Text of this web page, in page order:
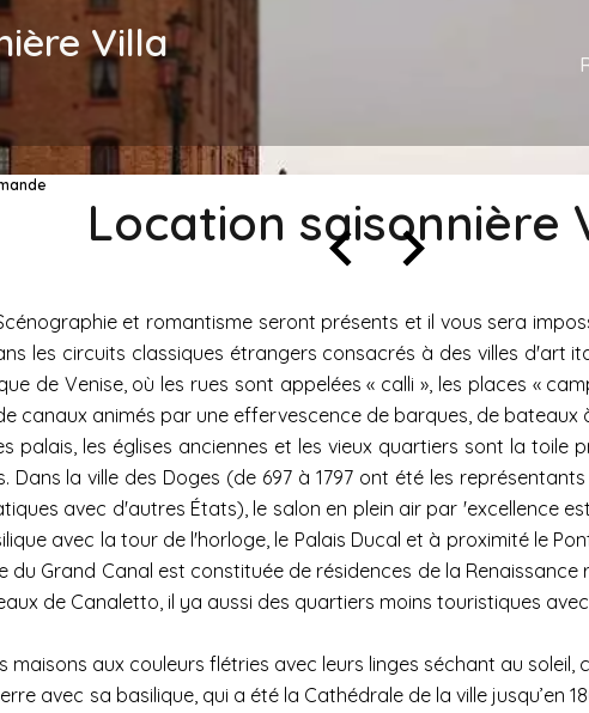
Villa
Location saisonnière
et romantisme seront présents et il vous sera
les circuits classiques étrangers consacrés à des villes d'art
de Venise, où les rues sont appelées « calli », les places «
canaux animés par une effervescence de barques, de bateaux
palais, les églises anciennes et les vieux quartiers sont la toile
Dans la ville des Doges (de 697 à 1797 ont été les
avec d'autres États), le salon en plein air par 'excellence
avec la tour de l'horloge, le Palais Ducal et à proximité le
du Grand Canal est constituée de résidences de la
de Canaletto, il ya aussi des quartiers moins touristiques
maisons aux couleurs flétries avec leurs linges séchant au
avec sa basilique, qui a été la Cathédrale de la ville jusqu’en